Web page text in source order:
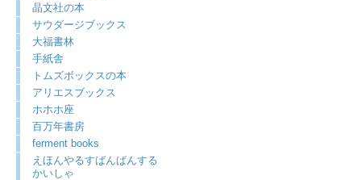
晶文社の本
サウダージブックス
大福書林
手紙舎
トムズボックスの本
アリエスブックス
ホホホ座
百万年書房
ferment books
えほんやるすばんばんする
かいしゃ